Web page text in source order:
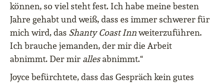
können, so viel steht fest. Ich habe meine besten
Jahre gehabt und weiß, dass es immer schwerer für
mich wird, das Shanty Coast Innweiterzuführen.
Ich brauche jemanden, der mir die Arbeit
abnimmt. Der mir allesabnimmt.“
Joyce befürchtete, dass das Gespräch kein gutes